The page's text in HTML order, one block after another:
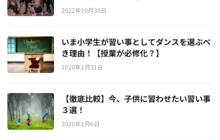
2022年10月30日
いま小学生が習い事としてダンスを選ぶべ
き理由！【授業が必修化？】
2020年1月31日
【徹底比較】今、子供に習わせたい習い事
３選！
2020年1月6日